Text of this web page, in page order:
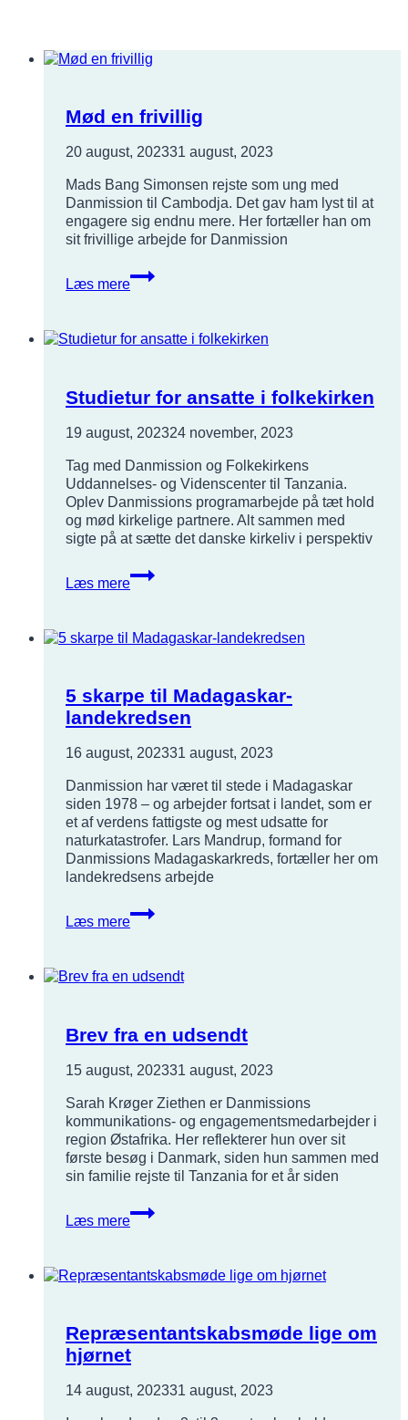
Mød en frivillig
20 august, 202331 august, 2023
Mads Bang Simonsen rejste som ung med
Danmission til Cambodja. Det gav ham lyst til at
engagere sig endnu mere. Her fortæller han om
sit frivillige arbejde for Danmission
Læs mere
Mød
en
Studietur for ansatte i folkekirken
19 august, 202324 november, 2023
Tag med Danmission og Folkekirkens
Uddannelses- og Videnscenter til Tanzania.
Oplev Danmissions programarbejde på tæt hold
og mød kirkelige partnere. Alt sammen med
sigte på at sætte det danske kirkeliv i perspektiv
Læs mere
Studietur
for
folkekirken
5 skarpe til Madagaskar-
landekredsen
16 august, 202331 august, 2023
Danmission har været til stede i Madagaskar
siden 1978 – og arbejder fortsat i landet, som er
et af verdens fattigste og mest udsatte for
naturkatastrofer. Lars Mandrup, formand for
Danmissions Madagaskarkreds, fortæller her om
landekredsens arbejde
Læs mere
5
skarpe
landekredsen
Brev fra en udsendt
15 august, 202331 august, 2023
Sarah Krøger Ziethen er Danmissions
kommunikations- og engagementsmedarbejder i
region Østafrika. Her reflekterer hun over sit
første besøg i Danmark, siden hun sammen med
sin familie rejste til Tanzania for et år siden
Læs mere
Brev
fra
Repræsentantskabsmøde lige om
hjørnet
14 august, 202331 august, 2023